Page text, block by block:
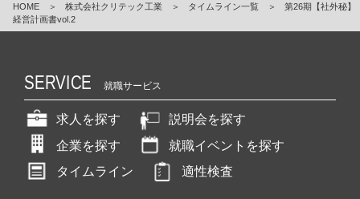
HOME ＞ 株式会社クリテック工業 ＞ タイムライン一覧 ＞
第26期【社外秘】
経営計画書vol.2
SERVICE 就職サービス
求人を探す
説明会を探す
企業を探す
就職イベントを探す
タイムライン
適性検査